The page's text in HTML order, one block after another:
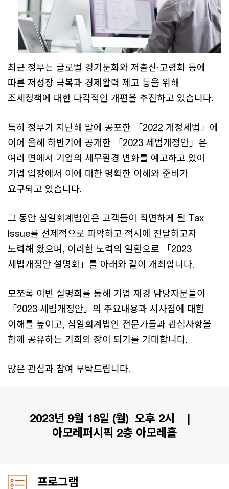
최근 정부는 글로벌 경기둔화와 저출산·고령화 등에
따른 저성장 극복과 경제활력 제고 등을 위해
조세정책에 대한 다각적인 개편을 추진하고 있습니다.
특히 정부가 지난해 말에 공포한 「2022 개정세법」에
이어 올해 하반기에 공개한 「2023 세법개정안」은
여러 면에서 기업의 세무환경 변화를 예고하고 있어
기업 입장에서 이에 대한 명확한 이해와 준비가
요구되고 있습니다.
그 동안 삼일회계법인은 고객들이 직면하게 될 Tax
Issue를 선제적으로 파악하고 적시에 전달하고자
노력해 왔으며, 이러한 노력의 일환으로 「2023
세법개정안 설명회」를 아래와 같이 개최합니다.
모쪼록 이번 설명회를 통해 기업 재경 담당자분들이
「2023 세법개정안」의 주요내용과 시사점에 대한
이해를 높이고, 삼일회계법인 전문가들과 관심사항을
함께 공유하는 기회의 장이 되기를 기대합니다.
많은 관심과 참여 부탁드립니다.
2023년 9월 18일 (월) 오후 2시 |
아모레퍼시픽 2층 아모레홀
프로그램